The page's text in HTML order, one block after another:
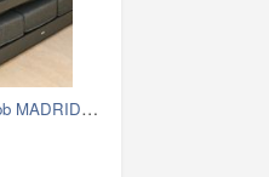
Hliníková sestava pro 10 osob MADRID …